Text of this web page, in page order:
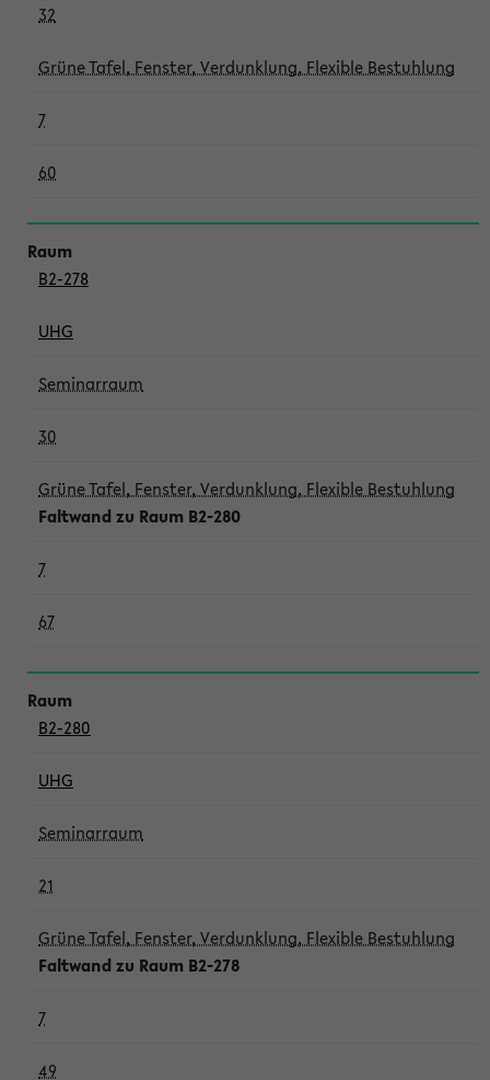
32
Grüne Tafel, Fenster, Verdunklung, Flexible Bestuhlung
7
60
B2-278
UHG
Seminarraum
30
Grüne Tafel, Fenster, Verdunklung, Flexible Bestuhlung
Faltwand zu Raum B2-280
7
67
B2-280
UHG
Seminarraum
21
Grüne Tafel, Fenster, Verdunklung, Flexible Bestuhlung
Faltwand zu Raum B2-278
7
49